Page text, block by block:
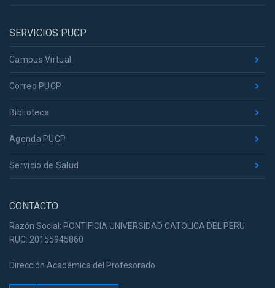
SERVICIOS PUCP
Campus Virtual
Correo PUCP
Biblioteca
Agenda PUCP
Servicio de Salud
CONTACTO
Razón Social: PONTIFICIA UNIVERSIDAD CATOLICA DEL PERU
RUC: 20155945860
Dirección Académica del Profesorado